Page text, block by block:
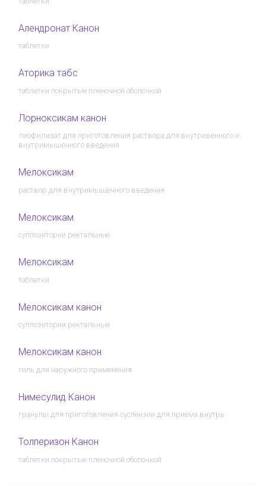
Алендронат Канон
таблетки
Аторика табс
таблетки покрытые пленочной оболочкой
Лорноксикам канон
лиофилизат для приготовления раствора для внутривенного и
внутримышечного введения
Мелоксикам
раствор для внутримышечного введения
Мелоксикам
суппозитории ректальные
Мелоксикам
таблетки
Мелоксикам канон
суппозитории ректальные
Мелоксикам канон
гель для наружного применения
Нимесулид Канон
гранулы для приготовления суспензии для приема внутрь
Толперизон Канон
таблетки покрытые пленочной оболочкой